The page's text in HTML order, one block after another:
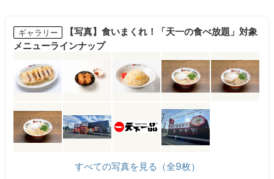
ギャラリー
【写真】食いまくれ！「天一の食べ放題」対象
メニューラインナップ
すべての写真を見る（全9枚）